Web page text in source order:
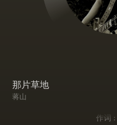
那片草地
蒋山
作词 :